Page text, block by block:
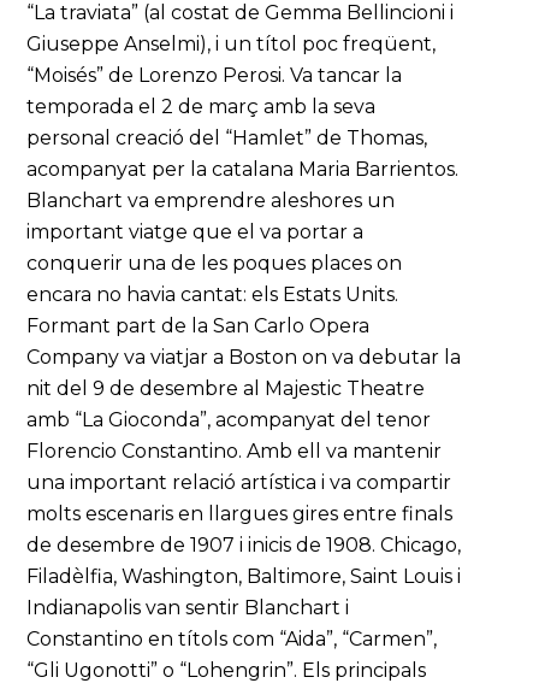
“La traviata” (al costat de Gemma Bellincioni i
Giuseppe Anselmi), i un títol poc freqüent,
“Moisés” de Lorenzo Perosi. Va tancar la
temporada el 2 de març amb la seva
personal creació del “Hamlet” de Thomas,
acompanyat per la catalana Maria Barrientos.
Blanchart va emprendre aleshores un
important viatge que el va portar a
conquerir una de les poques places on
encara no havia cantat: els Estats Units.
Formant part de la San Carlo Opera
Company va viatjar a Boston on va debutar la
nit del 9 de desembre al Majestic Theatre
amb “La Gioconda”, acompanyat del tenor
Florencio Constantino. Amb ell va mantenir
una important relació artística i va compartir
molts escenaris en llargues gires entre finals
de desembre de 1907 i inicis de 1908. Chicago,
Filadèlfia, Washington, Baltimore, Saint Louis i
Indianapolis van sentir Blanchart i
Constantino en títols com “Aida”, “Carmen”,
“Gli Ugonotti” o “Lohengrin”. Els principals